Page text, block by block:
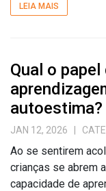
LEIA MAIS
Qual o
autoestima?
JAN 12, 2026 |
Ao se sentirem
crianças se abrem
capacidade de